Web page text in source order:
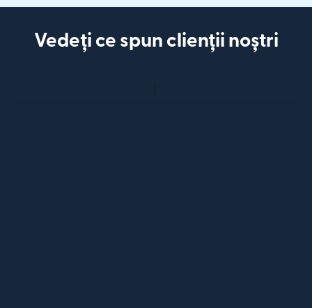
Vedeți ce spun clienții noștri